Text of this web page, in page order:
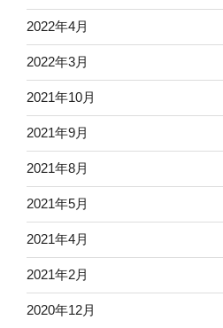
2022年4月
2022年3月
2021年10月
2021年9月
2021年8月
2021年5月
2021年4月
2021年2月
2020年12月